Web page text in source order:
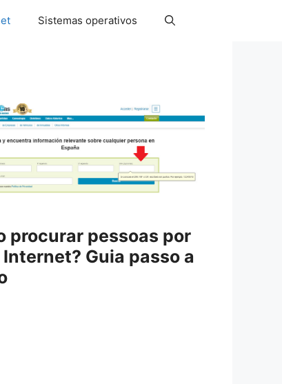
Sistemas operativos
procurar pessoas por
Internet? Guia passo a